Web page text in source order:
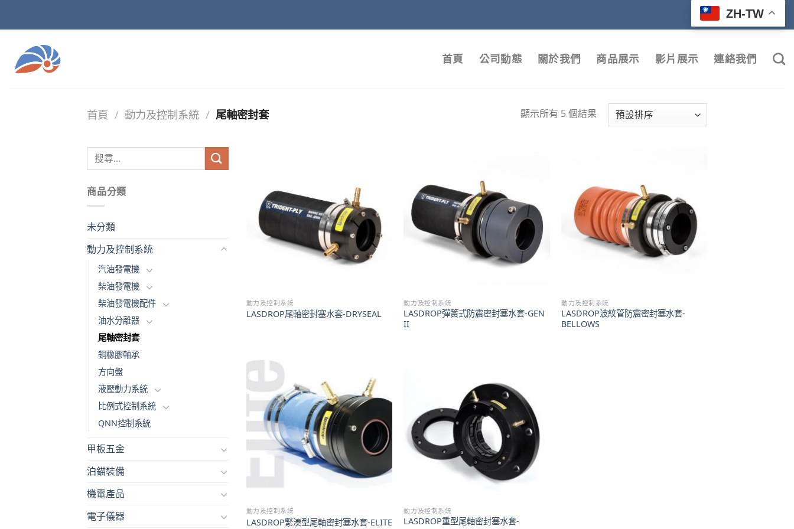
ZH-TW
首頁 公司動態 關於我們 商品展示 影片展示 連絡我們
首頁 / 動力及控制系統 / 尾軸密封套 顯示所有 5 個結果
商品分類
未分類
動力及控制系統
汽油發電機
柴油發電機
柴油發電機配件
油水分離器
尾軸密封套
銅橡膠軸承
方向盤
液壓動力系統
比例式控制系統
QNN控制系統
甲板五金
泊錨裝備
機電產品
電子儀器
動力及控制系統
LASDROP尾軸密封塞水套-DRYSEAL
動力及控制系統
LASDROP彈簧式防震密封塞水套-GEN
II
動力及控制系統
LASDROP波紋管防震密封塞水套-
BELLOWS
動力及控制系統
LASDROP緊湊型尾軸密封塞水套-ELITE
動力及控制系統
LASDROP重型尾軸密封塞水套-